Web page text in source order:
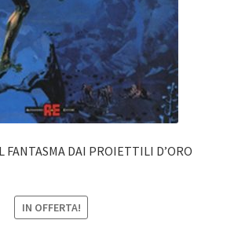
FANTASMA DAI PROIETTILI D’ORO
IN OFFERTA!